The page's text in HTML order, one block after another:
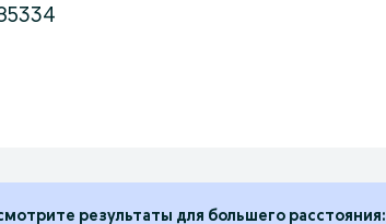
результаты для большего расстояния: